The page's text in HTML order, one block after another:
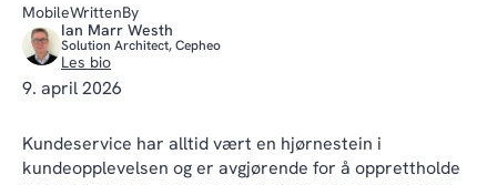
MobileWrittenBy
Ian Marr Westh
Solution Architect, Cepheo
Les bio
9. april 2026
Kundeservice har alltid vært en hjørnestein i
kundeopplevelsen og er avgjørende for å opprettholde